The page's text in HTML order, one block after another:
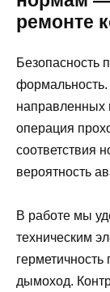
ремонте
Безопасность
формальность.
направленных
операция
соответствия
вероятность
В работе мы
техническим
дымоход.